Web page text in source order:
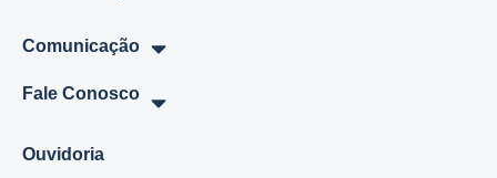
Comunicação
Fale Conosco
Ouvidoria